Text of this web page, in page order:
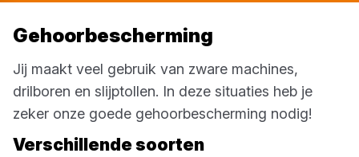
Gehoorbescherming
Jij maakt veel gebruik van zware machines,
drilboren en slijptollen. In deze situaties heb je
zeker onze goede gehoorbescherming nodig!
Verschillende soorten